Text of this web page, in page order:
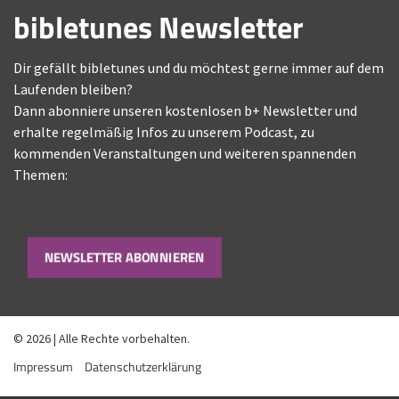
bibletunes Newsletter
Dir gefällt bibletunes und du möchtest gerne immer auf dem
Laufenden bleiben?
Dann abonniere unseren kostenlosen b+ Newsletter und
erhalte regelmäßig Infos zu unserem Podcast, zu
kommenden Veranstaltungen und weiteren spannenden
Themen:
NEWSLETTER ABONNIEREN
© 2026 | Alle Rechte vorbehalten.
Impressum Datenschutzerklärung